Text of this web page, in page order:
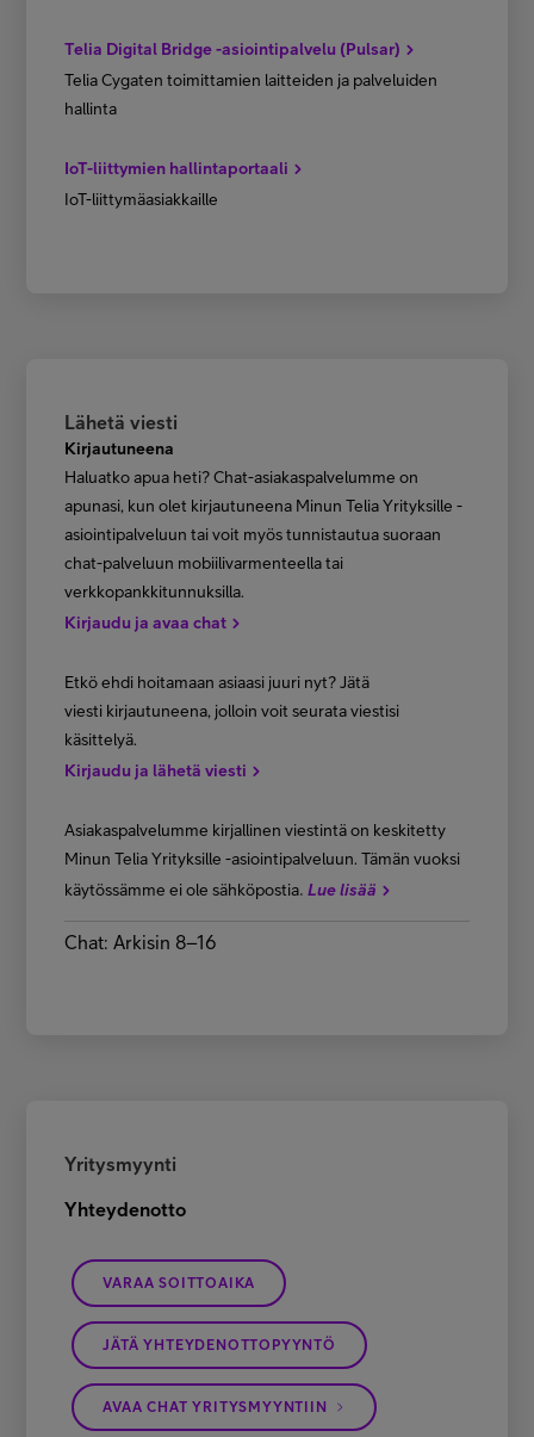
Telia Digital Bridge -asiointipalvelu (Pulsar)
Telia Cygaten toimittamien laitteiden ja palveluiden
hallinta
IoT-liittymien hallintaportaali
IoT-liittymäasiakkaille
Lähetä viesti
Kirjautuneena
Haluatko apua heti? Chat-asiakaspalvelumme on
apunasi, kun olet kirjautuneena Minun Telia Yrityksille -
asiointipalveluun tai voit myös tunnistautua suoraan
chat-palveluun mobiilivarmenteella tai
verkkopankkitunnuksilla.
Kirjaudu ja avaa chat
Etkö ehdi hoitamaan asiaasi juuri nyt? Jätä
viesti kirjautuneena, jolloin voit seurata viestisi
käsittelyä.
Kirjaudu ja lähetä viesti
Asiakaspalvelumme kirjallinen viestintä on keskitetty
Minun Telia Yrityksille -asiointipalveluun. Tämän vuoksi
käytössämme ei ole sähköpostia. Lue lisää
Chat: Arkisin 8–16
Yritysmyynti
Yhteydenotto
VARAA SOITTOAIKA
JÄTÄ YHTEYDENOTTOPYYNTÖ
AVAA CHAT YRITYSMYYNTIIN